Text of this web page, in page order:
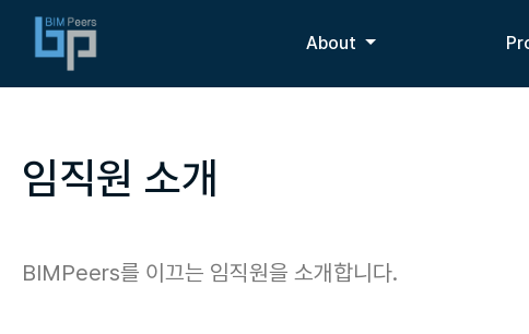
About
임직원 소개
BIMPeers를 이끄는 임직원을 소개합니다.